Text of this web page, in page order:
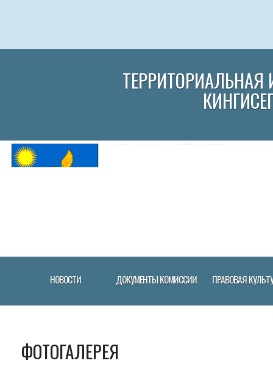
НОВОСТИ ДОКУМЕНТЫ КОМИССИИ ПРАВОВАЯ
ФОТОГАЛЕРЕЯ